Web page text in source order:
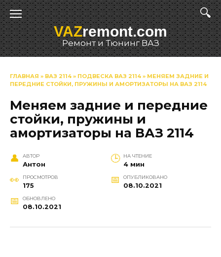
Перейти
к
содержаниюVAZremont.com
Ремонт и Тюнинг ВАЗ
ГЛАВНАЯ » ВАЗ 2114 » ПОДВЕСКА ВАЗ 2114 » МЕНЯЕМ ЗАДНИЕ И
ПЕРЕДНИЕ СТОЙКИ, ПРУЖИНЫ И АМОРТИЗАТОРЫ НА ВАЗ 2114
Меняем задние и передние
стойки, пружины и
амортизаторы на ВАЗ 2114
АВТОР
Антон
НА ЧТЕНИЕ
4 мин
ПРОСМОТРОВ
175
ОПУБЛИКОВАНО
08.10.2021
ОБНОВЛЕНО
08.10.2021